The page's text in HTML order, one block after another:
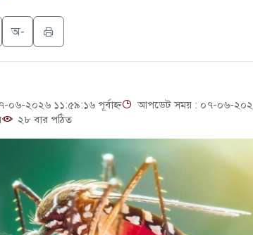
পথে ইসরায়েলীরা,হাতছাড়ার ঝুঁকিতে জরুরি বৈঠক
আজ বিক্ষোভ
অ-
২০২৬ ১১:৫৯:১৬ পূর্বাহ্ন
আপডেট সময় : ০৭-০৬-
২৮ বার পঠিত